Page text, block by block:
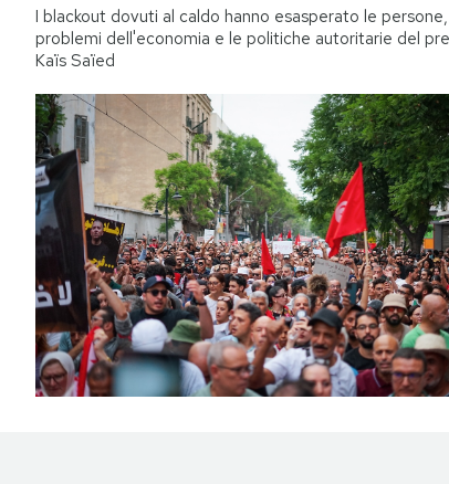
I blackout dovuti al caldo hanno esasperato le
problemi dell'economia e le politiche autoritarie del
Kaïs Saïed